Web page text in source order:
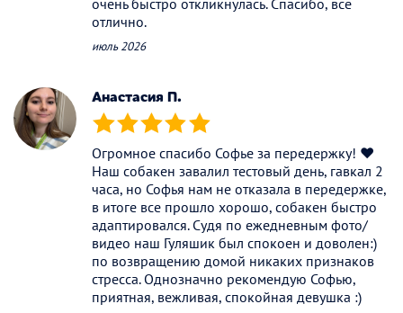
очень быстро откликнулась. Спасибо, всё
отлично.
июль 2026
Анастасия П.
(*) (*) (*) (*) (*)
Огромное спасибо Софье за передержку! ❤️
Наш собакен завалил тестовый день, гавкал 2
часа, но Софья нам не отказала в передержке,
в итоге все прошло хорошо, собакен быстро
адаптировался. Судя по ежедневным фото/
видео наш Гуляшик был спокоен и доволен:)
по возвращению домой никаких признаков
стресса. Однозначно рекомендую Софью,
приятная, вежливая, спокойная девушка :)